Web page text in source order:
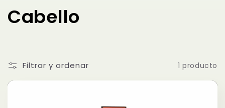
C
l
e
Cabello
Filtrar y ordenar 1 producto